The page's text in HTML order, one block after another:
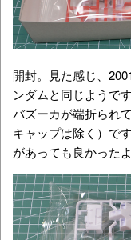
開封。見た感じ、
ンダムと同じようで
バズーカが端折られ
キャップは除く）で
があっても良かった